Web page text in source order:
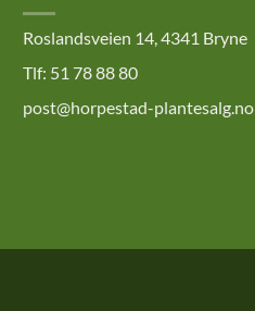
Roslandsveien 14, 4341 Bryne
Tlf: 51 78 88 80
post@horpestad-plantesalg.no